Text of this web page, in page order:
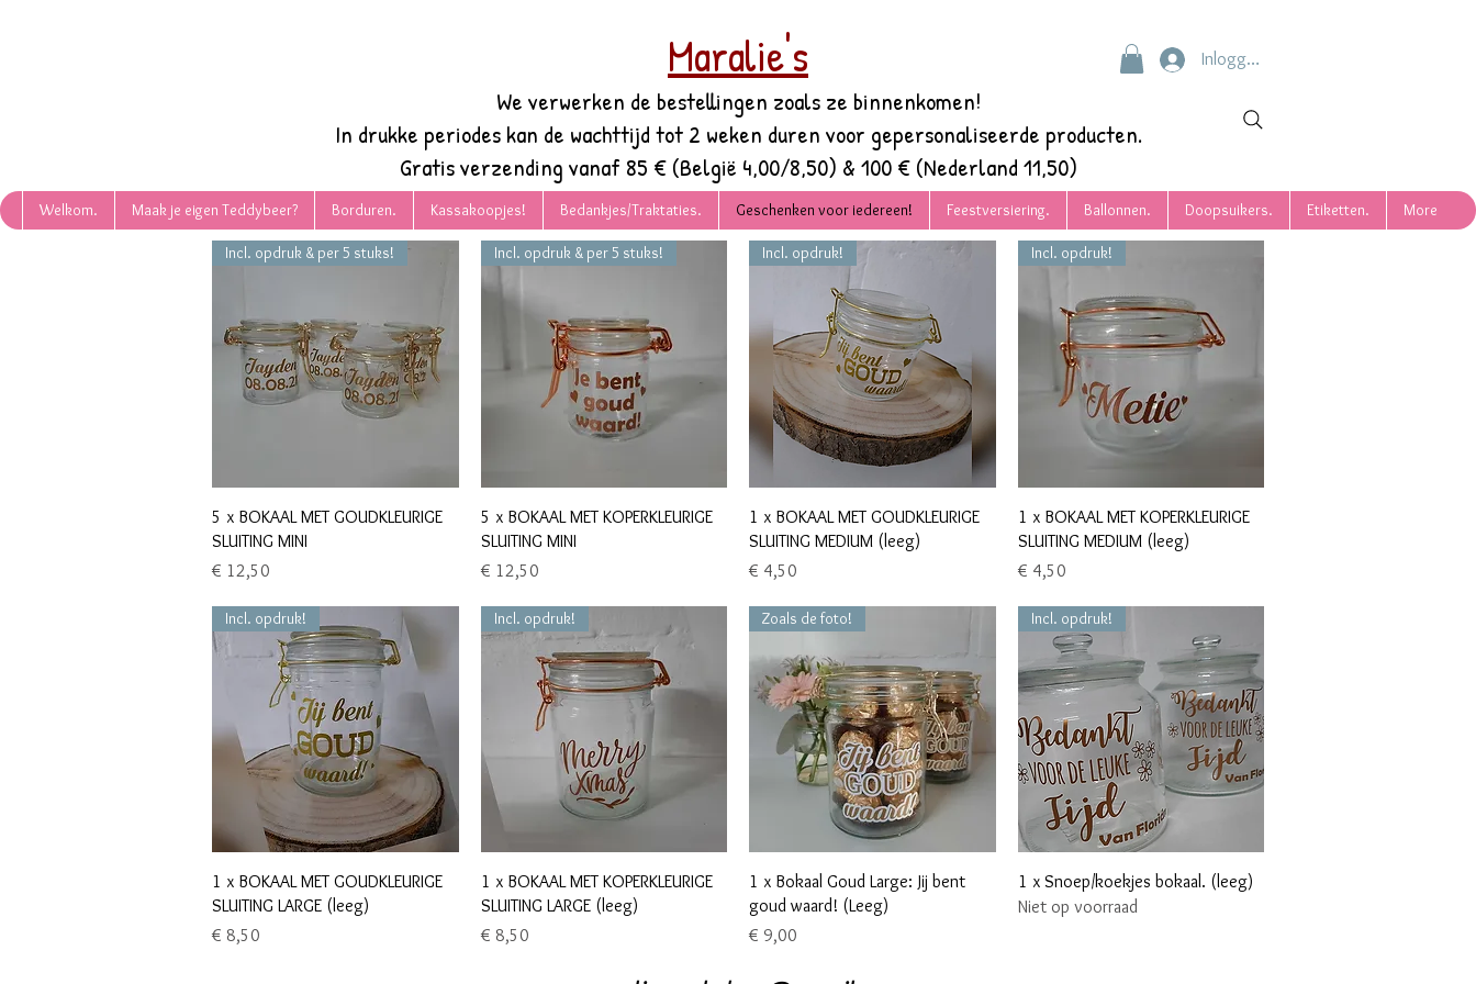
Inloggen
Maralie's
We verwerken de bestellingen zoals ze binnenkomen!
In drukke periodes kan de wachttijd tot 2 weken duren voor gepersonaliseerde producten.
Gratis verzending vanaf 85 € (België 4,00/8,50) & 100 € (Nederland 11,50)
Welkom. Maak je eigen Teddybeer? Borduren. Kassakoopjes! Bedankjes/Traktaties. Geschenken voor iedereen! Feestversiering. Ballonnen. Doopsuikers. Etiketten. More
Snel overzicht
Incl. opdruk & per 5 stuks!
5 x BOKAAL MET GOUDKLEURIGE
SLUITING MINI
Prijs
€ 12,50
Snel overzicht
Incl. opdruk & per 5 stuks!
5 x BOKAAL MET KOPERKLEURIGE
SLUITING MINI
Prijs
€ 12,50
Snel overzicht
Incl. opdruk!
1 x BOKAAL MET GOUDKLEURIGE
SLUITING MEDIUM (leeg)
Prijs
€ 4,50
Snel overzicht
Incl. opdruk!
1 x BOKAAL MET KOPERKLEURIGE
SLUITING MEDIUM (leeg)
Prijs
€ 4,50
Snel overzicht
Incl. opdruk!
1 x BOKAAL MET GOUDKLEURIGE
SLUITING LARGE (leeg)
Prijs
€ 8,50
Snel overzicht
Incl. opdruk!
1 x BOKAAL MET KOPERKLEURIGE
SLUITING LARGE (leeg)
Prijs
€ 8,50
Snel overzicht
Zoals de foto!
1 x Bokaal Goud Large: Jij bent
goud waard! (Leeg)
Prijs
€ 9,00
Snel overzicht
Incl. opdruk!
1 x Snoep/koekjes bokaal. (leeg)
Niet op voorraad